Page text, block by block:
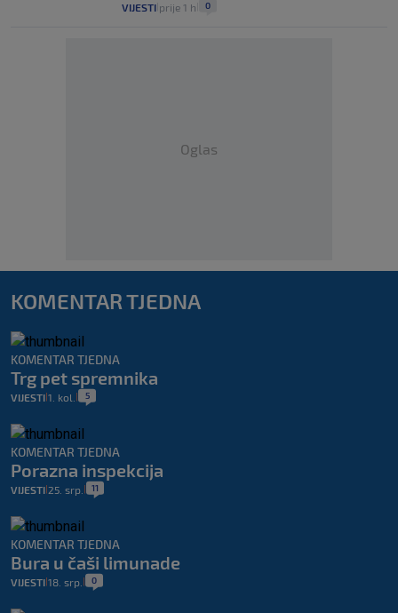
VIJESTI prije 1 h 0
Oglas
KOMENTAR TJEDNA
KOMENTAR TJEDNA
Trg pet spremnika
VIJESTI 1. kol. 5
KOMENTAR TJEDNA
Porazna inspekcija
VIJESTI 25. srp. 11
KOMENTAR TJEDNA
Bura u čaši limunade
VIJESTI 18. srp. 0